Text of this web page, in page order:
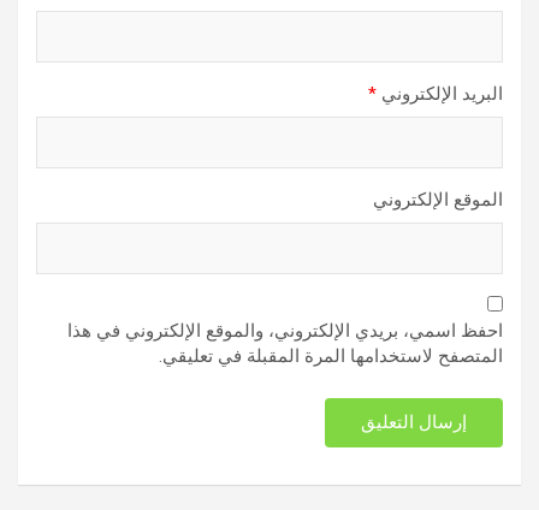
البريد الإلكتروني *
الموقع الإلكتروني
احفظ اسمي، بريدي الإلكتروني، والموقع الإلكتروني في هذا
المتصفح لاستخدامها المرة المقبلة في تعليقي.